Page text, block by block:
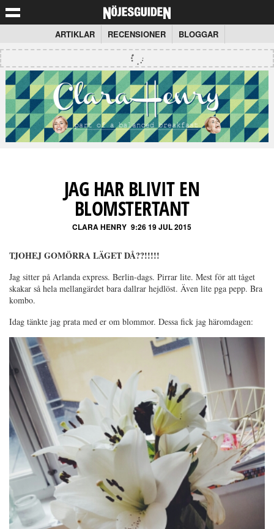
ARTIKLAR RECENSIONER BLOGGAR
JAG HAR BLIVIT EN
BLOMSTERTANT
CLARA HENRY 9:26 19 JUL 2015
TJOHEJ GOMÖRRA LÄGET DÅ??!!!!!
Jag sitter på Arlanda express. Berlin-dags. Pirrar lite. Mest för att tåget
skakar så hela mellangärdet bara dallrar hejdlöst. Även lite pga pepp. Bra
kombo.
Idag tänkte jag prata med er om blommor. Dessa fick jag häromdagen: